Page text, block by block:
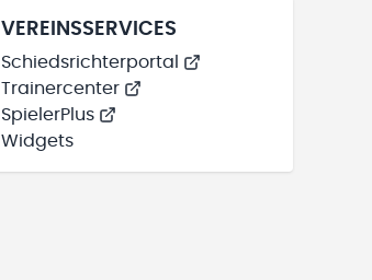
VEREINSSERVICES
Schiedsrichterportal
Trainercenter
SpielerPlus
Widgets